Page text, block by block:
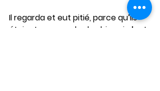
Il regarda et eut pitié, parce qu’ils
étaient comme des brebis qui n’ont